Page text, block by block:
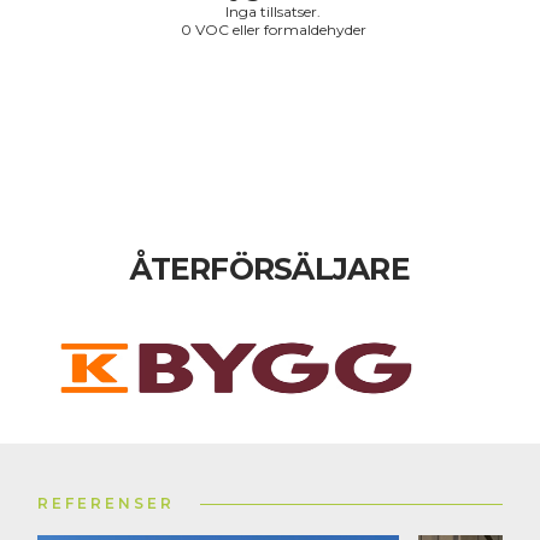
Inga tillsatser.
0 VOC eller formaldehyder
ÅTERFÖRSÄLJARE
REFERENSER